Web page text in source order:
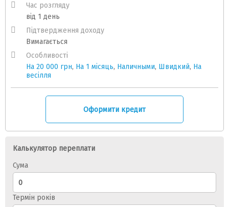
Час розгляду
від 1 день
Підтвердження доходу
Вимагається
Особливості
На 20 000 грн, На 1 місяць, Наличными, Швидкий, На
весілля
Оформити кредит
Калькулятор переплати
Сума
Термін років